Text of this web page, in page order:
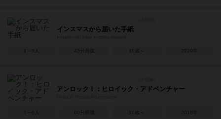
インスマスから届いた手紙
1～5人 45分前後 10歳～ 2020年
アンロック！：ヒロイック・アドベンチャー
1～6人 60分前後 10歳～ 2018年